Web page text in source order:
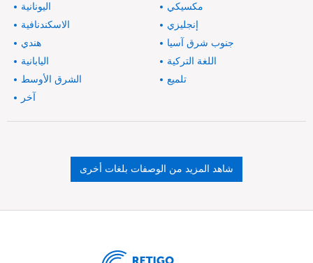
اليونانية
مكسيكي
الاسكندنافية
إنجليزي
هندي
جنوب شرق آسيا
اليابانية
اللغة التركية
الشرق الأوسط
تلميع
آخر
شاهد المزيد من الوصفات بلغات أخرى